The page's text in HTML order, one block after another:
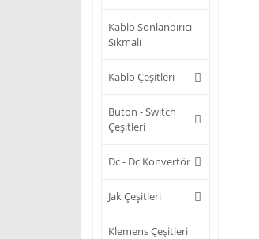
Kablo Sonlandırıcı
Sıkmalı
Kablo Çeşitleri
Buton - Switch
Çeşitleri
Dc - Dc Konvertör
Jak Çeşitleri
Klemens Çeşitleri